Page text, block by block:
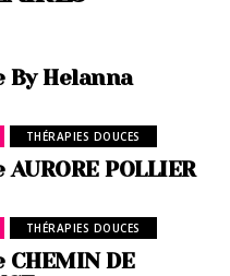
Helanna
THÉRAPIES DOUCES
POLLIER
THÉRAPIES DOUCES
DE